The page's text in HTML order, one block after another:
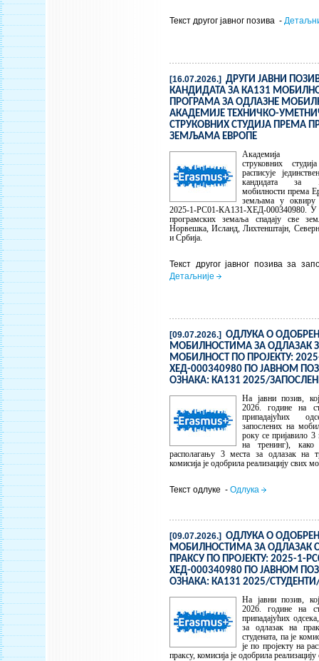
Текст другог јавног позива -
[16.07.2026.] ДРУГИ ЈАВНИ
КАНДИДАТА ЗА КА131
ПРОГРАМА ЗА ОДЛАЗНЕ
АКАДЕМИЈЕ ТЕХНИЧКО-
СТРУКОВНИХ СТУДИЈА ПРЕМА
ЗЕМЉАМА ЕВРОПЕ
Академија
струковних
расписује
кандидата за
мобилности према
земљама у оквиру
2025-1-РС01-КА131-ХЕД-000340980. У
програмских земаља спадају све
Норвешка, Исланд, Лихтенштајн,
и Србија.
Текст другог јавног позива за
Детаљније
[09.07.2026.] ОДЛУКА О
МОБИЛНОСТИМА ЗА ОДЛАЗАК
МОБИЛНОСТ ПО ПРОЈЕКТУ:
ХЕД-000340980 ПО ЈАВНОМ
ОЗНАКА: КА131 2025/
На јавни позив,
2026. године на
припадајућих
запослених на
року се пријавило 3
на тренинг),
располагању 3 места за одлазак на
комисија је одобрила реализацију свих
Текст одлуке - Одлука
[09.07.2026.] ОДЛУКА О
МОБИЛНОСТИМА ЗА ОДЛАЗАК
ПРАКСУ ПО ПРОЈЕКТУ: 2025-1-
ХЕД-000340980 ПО ЈАВНОМ
ОЗНАКА: КА131 2025/
На јавни позив,
2026. године на
припадајућих
за одлазак на
студената, па је
је по пројекту на
праксу, комисија је одобрила